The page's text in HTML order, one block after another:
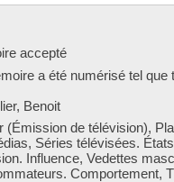
accepté
a été numérisé tel que
Benoit
(Émission de télévision),
Séries télévisées.
Influence, Vedettes
Comportement,